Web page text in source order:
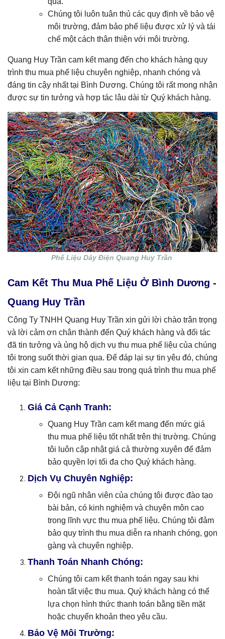
Chúng tôi luôn tuân thủ các quy định về bảo vệ
môi trường, đảm bảo phế liệu được xử lý và tái
chế một cách thân thiện với môi trường.
Quang Huy Trần cam kết mang đến cho khách hàng quy
trình thu mua phế liệu chuyên nghiệp, nhanh chóng và
đáng tin cậy nhất tại Bình Dương. Chúng tôi rất mong nhận
được sự tin tưởng và hợp tác lâu dài từ Quý khách hàng.
Phế Liệu Dây Điện Quang Huy Trần
Cam Kết Thu Mua Phế Liệu Ở Bình Dương -
Quang Huy Trần
Công Ty TNHH Quang Huy Trần xin gửi lời chào trân trọng
và lời cảm ơn chân thành đến Quý khách hàng và đối tác
đã tin tưởng và ủng hộ dịch vụ thu mua phế liệu của chúng
tôi trong suốt thời gian qua. Để đáp lại sự tin yêu đó, chúng
tôi xin cam kết những điều sau trong quá trình thu mua phế
liệu tại Bình Dương:
Giá Cả Cạnh Tranh:
Quang Huy Trần cam kết mang đến mức giá
thu mua phế liệu tốt nhất trên thị trường. Chúng
tôi luôn cập nhật giá cả thường xuyên để đảm
bảo quyền lợi tối đa cho Quý khách hàng.
Dịch Vụ Chuyên Nghiệp:
Đội ngũ nhân viên của chúng tôi được đào tạo
bài bản, có kinh nghiệm và chuyên môn cao
trong lĩnh vực thu mua phế liệu. Chúng tôi đảm
bảo quy trình thu mua diễn ra nhanh chóng, gọn
gàng và chuyên nghiệp.
Thanh Toán Nhanh Chóng:
Chúng tôi cam kết thanh toán ngay sau khi
hoàn tất việc thu mua. Quý khách hàng có thể
lựa chọn hình thức thanh toán bằng tiền mặt
hoặc chuyển khoản theo yêu cầu.
Bảo Vệ Môi Trường: